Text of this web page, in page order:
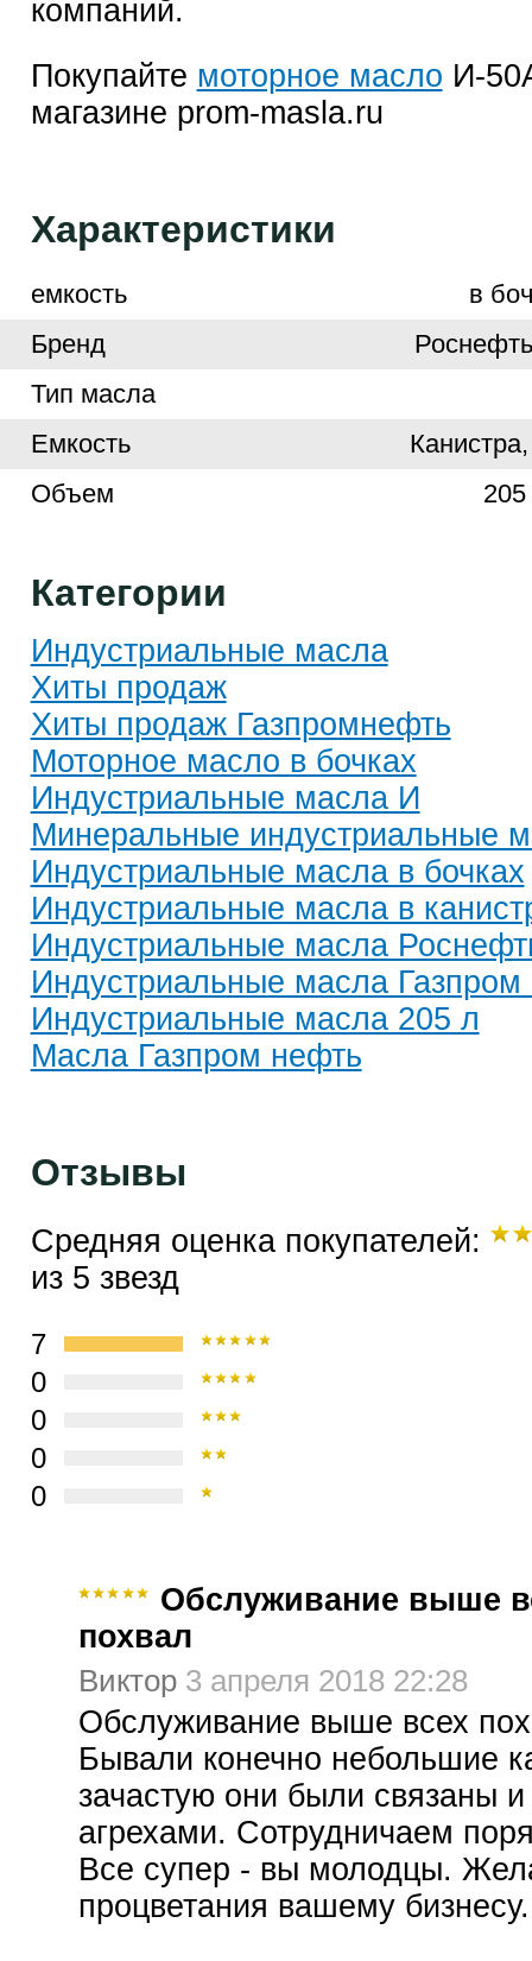
компаний.
Покупайте моторное масло И-
магазине prom-masla.ru
Характеристики
емкость
в
Бренд
Тип масла
Емкость
Объем
Категории
Индустриальные масла
Хиты продаж
Хиты продаж Газпромнефть
Моторное масло в бочках
Индустриальные масла И
Минеральные индустриальные
Индустриальные масла в бочках
Индустриальные масла в
Индустриальные масла
Индустриальные масла Газпром
Индустриальные масла 205 л
Масла Газпром нефть
Отзывы
Средняя оценка покупателей:
из 5 звезд
7
0
0
0
0
Обслуживание выше
похвал
Виктор 3 апреля 2018 22:28
Обслуживание выше всех
Бывали конечно небольшие
зачастую они были связаны
агрехами. Сотрудничаем
Все супер - вы молодцы.
процветания вашему бизнесу.